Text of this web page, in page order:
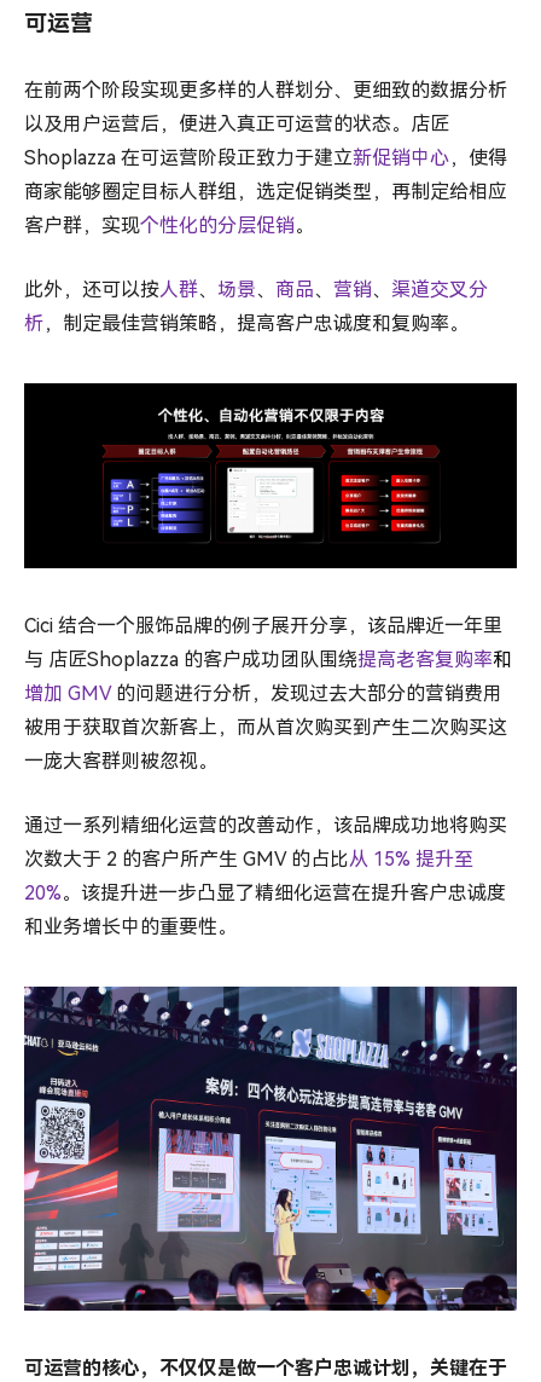
可运营
在前两个阶段实现更多样的人群划分、更细致的数据分析
以及用户运营后，便进入真正可运营的状态。店匠
Shoplazza 在可运营阶段正致力于建立新促销中心，使得
商家能够圈定目标人群组，选定促销类型，再制定给相应
客户群，实现个性化的分层促销。
此外，还可以按人群、 场景、 商品、 营销、 渠道交叉分
析，制定最佳营销策略，提高客户忠诚度和复购率。
Cici 结合一个服饰品牌的例子展开分享，该品牌近一年里
与 店匠Shoplazza 的客户成功团队围绕提高老客复购率和
增加 GMV 的问题进行分析，发现过去大部分的营销费用
被用于获取首次新客上，而从首次购买到产生二次购买这
一庞大客群则被忽视。
通过一系列精细化运营的改善动作，该品牌成功地将购买
次数大于 2 的客户所产生 GMV 的占比从 15% 提升至
20%。该提升进一步凸显了精细化运营在提升客户忠诚度
和业务增长中的重要性。
可运营的核心，不仅仅是做一个客户忠诚计划，关键在于